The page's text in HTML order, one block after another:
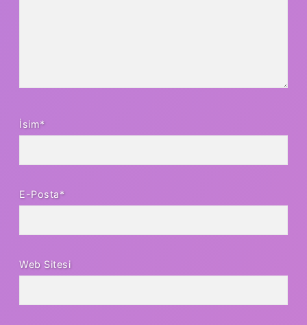
İsim*
E-Posta*
Web Sitesi